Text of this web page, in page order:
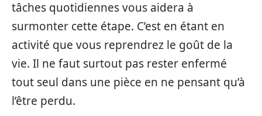
tâches quotidiennes vous aidera à
surmonter cette étape. C’est en étant en
activité que vous reprendrez le goût de la
vie. Il ne faut surtout pas rester enfermé
tout seul dans une pièce en ne pensant qu’à
l’être perdu.